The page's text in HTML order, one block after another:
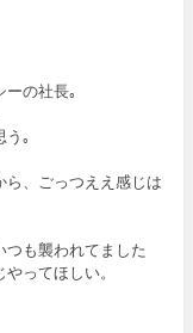
の社長｡
｡
、ごっつええ感じは
つも襲われてました
ってほしい。